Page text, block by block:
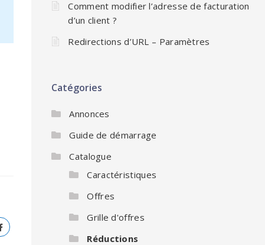
Comment modifier l’adresse de facturation
d’un client ?
Redirections d’URL – Paramètres
Catégories
Annonces
Guide de démarrage
Catalogue
Caractéristiques
Offres
Grille d'offres
Réductions